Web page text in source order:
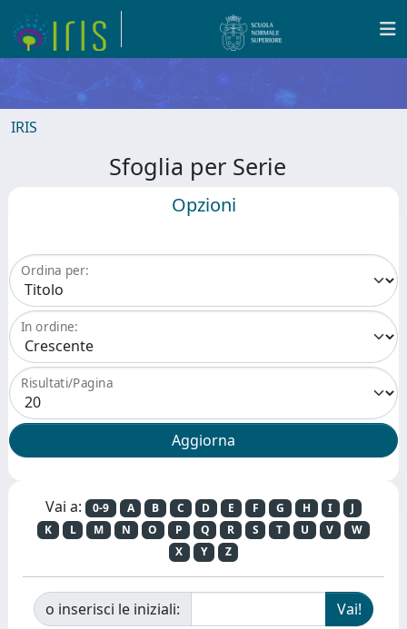
IRIS
Sfoglia per Serie
Opzioni
Ordina per:
In ordine:
Risultati/Pagina
Vai a: 0-9 A B C D E F G H I
J
K
L M N O P Q R S T U V
W
X
Y Z
o inserisci le iniziali: